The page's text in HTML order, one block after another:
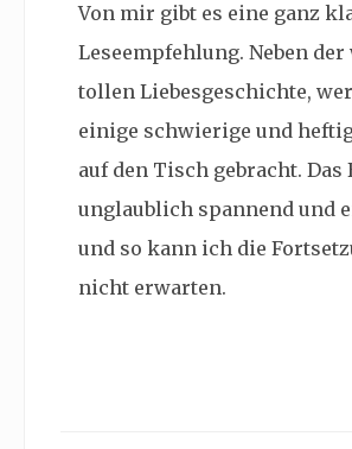
Von mir gibt es eine ganz
Leseempfehlung. Neben
tollen Liebesgeschichte,
einige schwierige und
auf den Tisch gebracht. Das
unglaublich spannend und
und so kann ich die
nicht erwarten.